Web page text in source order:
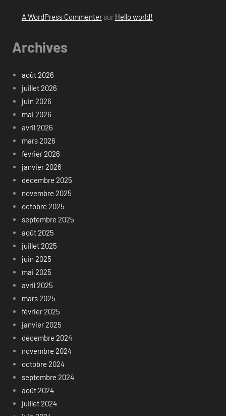
A WordPress Commentersur Hello world!
Archives
août 2026
juillet 2026
juin 2026
mai 2026
avril 2026
mars 2026
février 2026
janvier 2026
décembre 2025
novembre 2025
octobre 2025
septembre 2025
août 2025
juillet 2025
juin 2025
mai 2025
avril 2025
mars 2025
février 2025
janvier 2025
décembre 2024
novembre 2024
octobre 2024
septembre 2024
août 2024
juillet 2024